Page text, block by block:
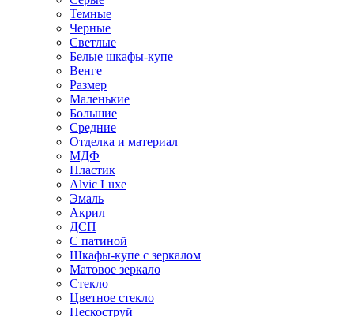
Темные
Черные
Светлые
Белые шкафы-купе
Венге
Размер
Маленькие
Большие
Средние
Отделка и материал
МДФ
Пластик
Alvic Luxe
Эмаль
Акрил
ДСП
С патиной
Шкафы-купе с зеркалом
Матовое зеркало
Стекло
Цветное стекло
Пескоструй